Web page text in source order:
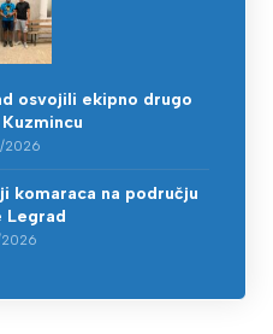
osvojili ekipno drugo
2026
komaraca na području
Legrad